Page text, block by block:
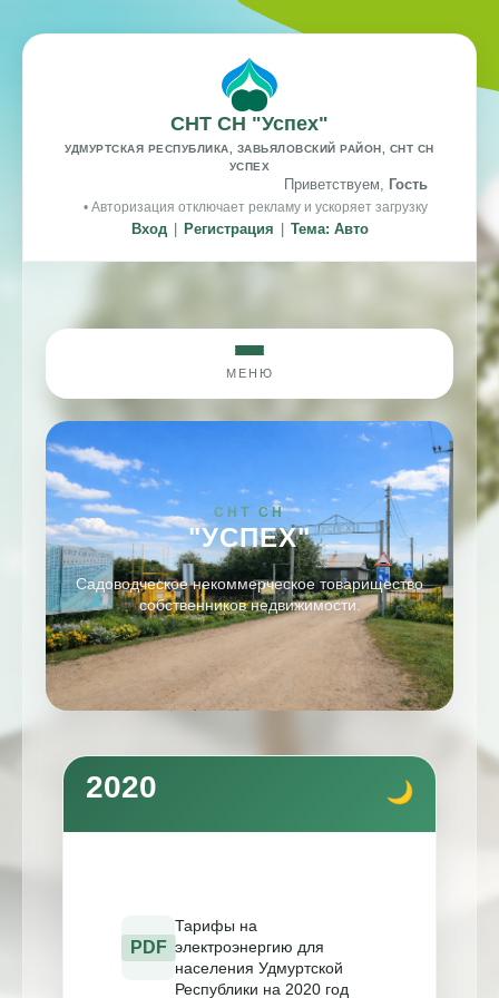
СНТ СН "Успех"
УДМУРТСКАЯ РЕСПУБЛИКА, ЗАВЬЯЛОВСКИЙ РАЙОН, СНТ СН
УСПЕХ
Приветствуем, Гость
• Авторизация отключает рекламу и ускоряет загрузку
Вход Регистрация Тема: Авто
МЕНЮ
СНТ СН
"УСПЕХ"
Садоводческое некоммерческое товарищество
собственников недвижимости.
2020
PDF
Тарифы на
электроэнергию для
населения Удмуртской
Республики на 2020 год